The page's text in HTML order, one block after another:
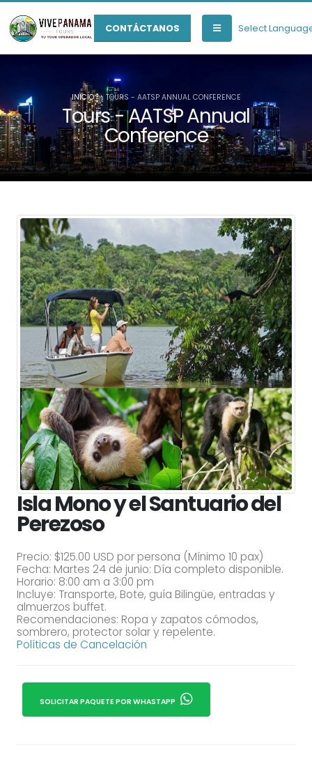
CONTÁCTANOS Select
Tours - AATSP Annual
Conference
INICIO TOURS - AATSP ANNUAL CONFERENCE
Isla Mono y el Santuario del
Perezoso
Precio: $125.00 USD por persona (Mínimo 10 pax)
Fecha: Martes 24 de junio: Día completo disponible.
Horario: 8:00 am a 3:00 pm
Incluye: Transporte, Bote, guía Bilingüe, entradas y
almuerzos buffet.
Recomendaciones: Ropa y zapatos cómodos,
sombrero, protector solar y repelente.
Políticas de Cancelación
SOLICITAR PAQUETE POR WHASTAPP